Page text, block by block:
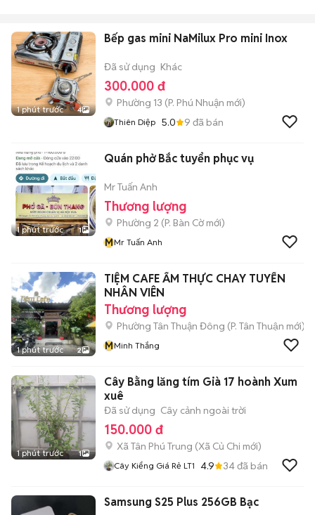
1 phút trước 4
Bếp gas mini NaMilux Pro mini Inox
Đã sử dụng Khác
300.000 đ
Phường 13 (P. Phú Nhuận mới)
Thiên Diệp 5.0 9 đã bán
1 phút trước 1
Quán phở Bắc tuyển phục vụ
Mr Tuấn Anh
Thương lượng
Phường 2 (P. Bàn Cờmới)
MMr Tuấn Anh
1 phút trước 2
TIỆM CAFE ẨM THỰC CHAY TUYỂN
NHÂN VIÊN
Thương lượng
Phường Tân Thuận Đông (P. Tân Thuận mới)
MMinh Thắng
1 phút trước 1
Cây Bằng lăng tím Già 17 hoành Xum
xuê
Đã sử dụng Cây cảnh ngoài trời
150.000 đ
Xã Tân Phú Trung (Xã Củ Chi mới)
Cây Kiểng Giá Rẻ LT1 4.9 34đã bán
Samsung S25 Plus 256GB Bạc